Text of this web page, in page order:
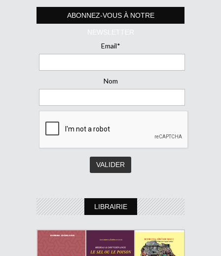
ABONNEZ-VOUS À NOTRE
NEWSLETTER
Email*
Nom
LIBRAIRIE